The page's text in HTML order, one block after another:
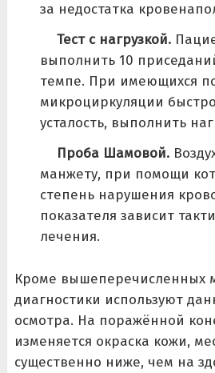
за недостатка
Тест с нагрузкой.
выполнить 10
темпе. При имеющихся
микроциркуляции
усталость, выполнить
Проба Шамовой.
манжету, при помощи
степень нарушения
показателя зависит
лечения.
Кроме вышеперечисленных
диагностики используют
осмотра. На поражённой
изменяется окраска кожи,
существенно ниже, чем на